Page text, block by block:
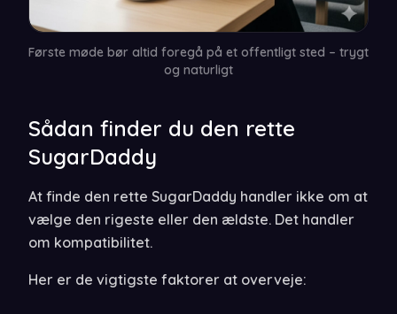
Første møde bør altid foregå på et offentligt sted – trygt
og naturligt
Sådan finder du den rette
SugarDaddy
At finde den rette SugarDaddy handler ikke om at
vælge den rigeste eller den ældste. Det handler
om kompatibilitet.
Her er de vigtigste faktorer at overveje: